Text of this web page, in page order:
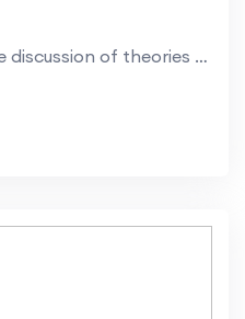
This course introduces the discussion of theories on the development of English teaching materials and the practice of developing English teaching materials in schools. The